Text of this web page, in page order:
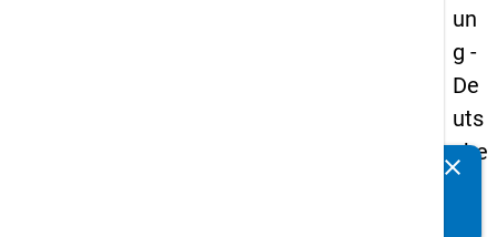
un
g -
De
uts
che
clear